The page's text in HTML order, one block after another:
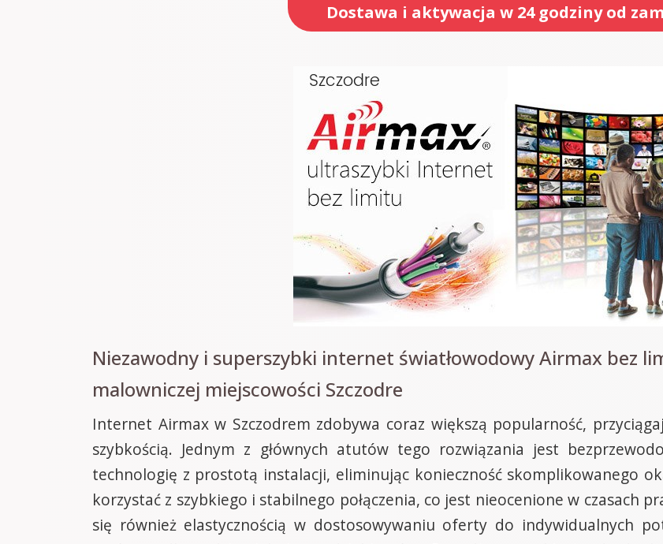
Dostawa i aktywacja w 24 godziny od
Niezawodny i superszybki internet światłowodowy Airmax bez
malowniczej miejscowości Szczodre
Internet Airmax w Szczodrem zdobywa coraz większą popularność,
szybkością. Jednym z głównych atutów tego rozwiązania jest
technologię z prostotą instalacji, eliminując konieczność skomplikowanego
korzystać z szybkiego i stabilnego połączenia, co jest nieocenione w czasach
się również elastycznością w dostosowywaniu oferty do indywidualnych